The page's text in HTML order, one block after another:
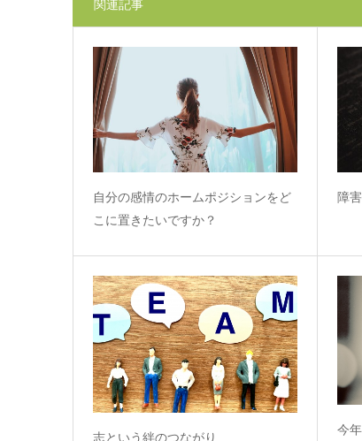
関連記事
自分の感情のホームポジションをど
こに置きたいですか？
障
志という絆のつながり
今